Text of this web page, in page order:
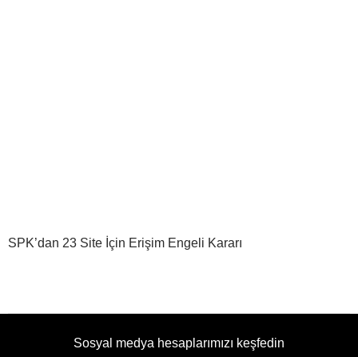
SPK’dan 23 Site İçin Erişim Engeli Kararı
Sosyal medya hesaplarımızı keşfedin